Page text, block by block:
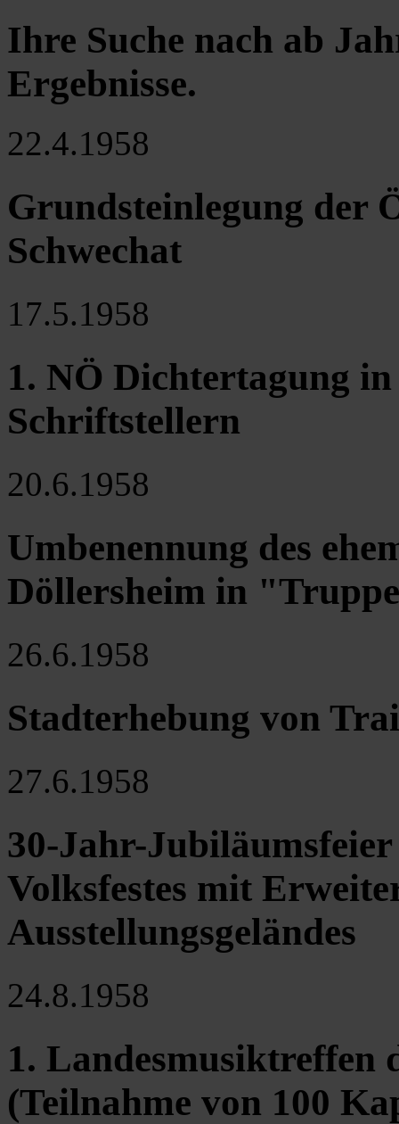
Ihre Suche nach ab
Ergebnisse.
22.4.1958
Grundsteinlegung der
Schwechat
17.5.1958
1. NÖ Dichtertagung
Schriftstellern
20.6.1958
Umbenennung des
Döllersheim in
26.6.1958
Stadterhebung von
27.6.1958
30-Jahr-
Volksfestes mit
Ausstellungsgeländes
24.8.1958
1. Landesmusiktreffen
(Teilnahme von 100